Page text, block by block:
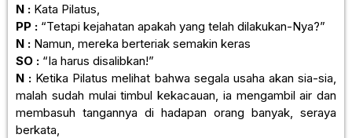
N : Kata Pilatus,
PP : “Tetapi kejahatan apakah yang telah dilakukan-Nya?”
N : Namun, mereka berteriak semakin keras
SO : “Ia harus disalibkan!”
N : Ketika Pilatus melihat bahwa segala usaha akan sia-sia,
malah sudah mulai timbul kekacauan, ia mengambil air dan
membasuh tangannya di hadapan orang banyak, seraya
berkata,